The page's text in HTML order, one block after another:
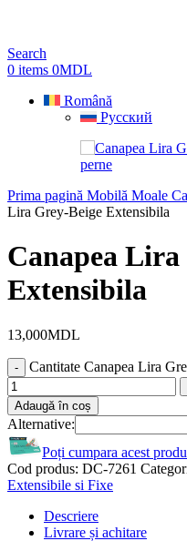
Search
0 items 0MDL
Română
Русский
Prima pagină Mobilă Moale
Lira Grey-Beige Extensibila
Canapea Lira
Extensibila
13,000MDL
Cantitate Canapea Lira
Adaugă în coș
Alternative:
Poți cumpara acest
Cod produs: DC-7261
Extensibile si Fixe
Descriere
Livrare și achitare